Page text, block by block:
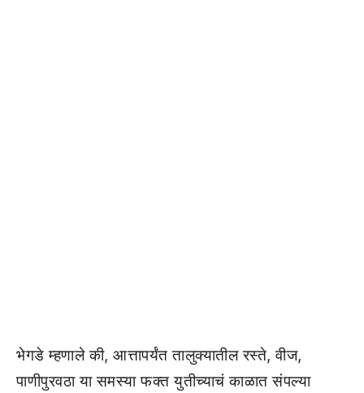
भेगडे म्हणाले की, आत्तापर्यंत तालुक्यातील रस्ते, वीज,
पाणीपुरवठा या समस्या फक्त युतीच्याचं काळात संपल्या